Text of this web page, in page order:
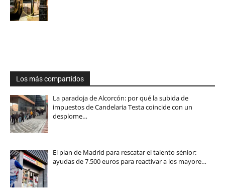
Los más compartidos
La paradoja de Alcorcón: por qué la subida de
impuestos de Candelaria Testa coincide con un
desplome…
El plan de Madrid para rescatar el talento sénior:
ayudas de 7.500 euros para reactivar a los mayore…